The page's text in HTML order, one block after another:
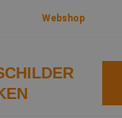
Webshop